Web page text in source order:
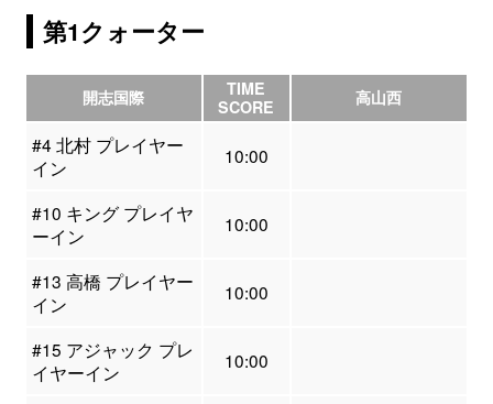
第1クォーター
開志国際
TIME
SCORE
高山西
#4 北村 プレイヤー
イン
10:00
#10 キング プレイヤ
ーイン
10:00
#13 高橋 プレイヤー
イン
10:00
#15 アジャック プレ
イヤーイン
10:00